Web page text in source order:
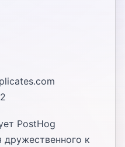
PostHog
дружественного к